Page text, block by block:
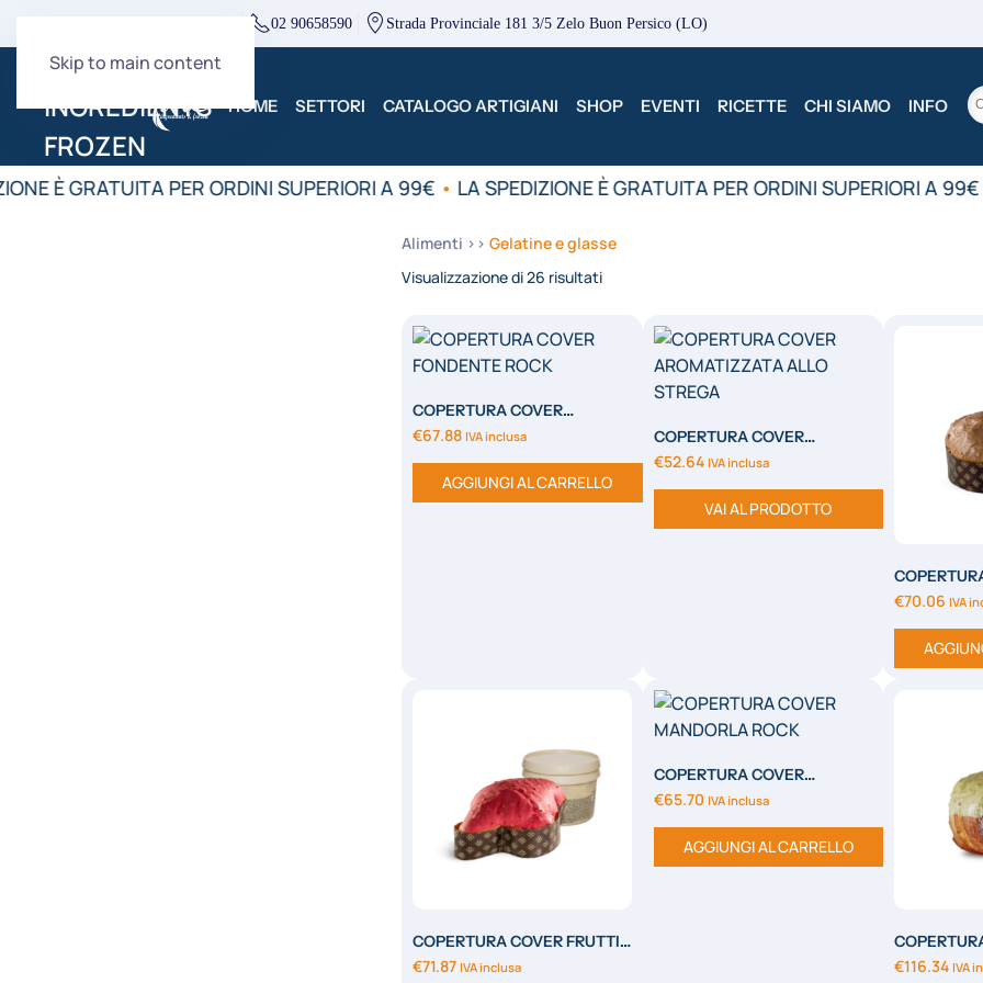
Skip to main content
02 90658590 Strada Provinciale 181 3/5 Zelo Buon Persico (LO)
HOME SETTORI CATALOGO ARTIGIANI SHOP EVENTI RICETTE CHI SIAMO INFO
È GRATUITA PER ORDINI SUPERIORI A 99€• LA SPEDIZIONE È GRATUITA PER ORDINI SUPERIORI A 99€•
Alimenti
Gelatine e glasse
Visualizzazione di 26 risultati
COPERTURA COVER
FONDENTE ROCK
€67.88 IVA inclusa
AGGIUNGI AL CARRELLO
COPERTURA COVER
AROMATIZZATA ALLO
€52.64 IVA inclusa
VAI AL PRODOTTO
€70.06 IVA
COPERTURA COVER FRUTTI
ROSSI ROCK
€71.87 IVA inclusa
COPERTURA COVER
MANDORLA ROCK
€65.70 IVA inclusa
AGGIUNGI AL CARRELLO
€116.34 IVA